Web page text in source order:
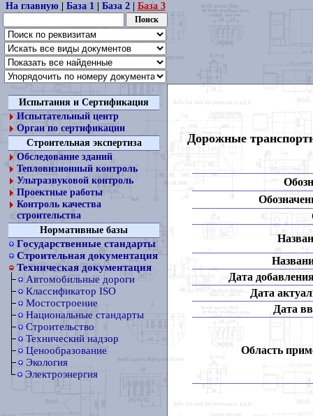
На главную| База 1| База 2| База 3
Испытания и Сертификация
Испытательный центр
Орган по сертификации
Строительная экспертиза
Обследование зданий
Тепловизионный контроль
Ультразвуковой контроль
Проектные работы
Контроль качества
строительства
Нормативные базы
Государственные стандарты
Строительная документация
Техническая документация
Автомобильные дороги
Классификатор ISO
Мостостроение
Национальные стандарты
Строительство
Технический надзор
Ценообразование
Экология
Электроэнергия
Дорожные
Дата
Дата
Дата
Область